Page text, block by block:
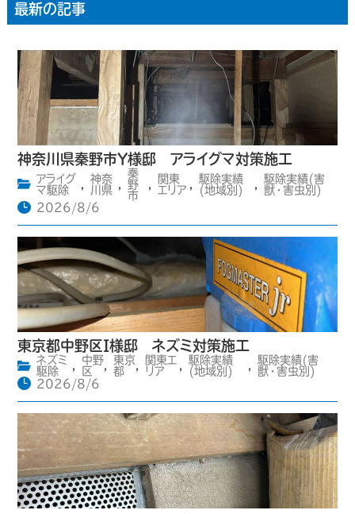
最新の記事
神奈川県秦野市Y様邸 アライグマ対策施工
アライグ
マ駆除
神奈
川県
秦
野
市
関東
エリア
駆除実績
(地域別)
駆除実績(害
獣・害虫別)
2026/8/6
東京都中野区I様邸 ネズミ対策施工
ネズミ
駆除
,
中野
区
,
東京
都
,
関東エ
リア
,
駆除実績
(地域別)
,
駆除実績(害
獣・害虫別)
2026/8/6